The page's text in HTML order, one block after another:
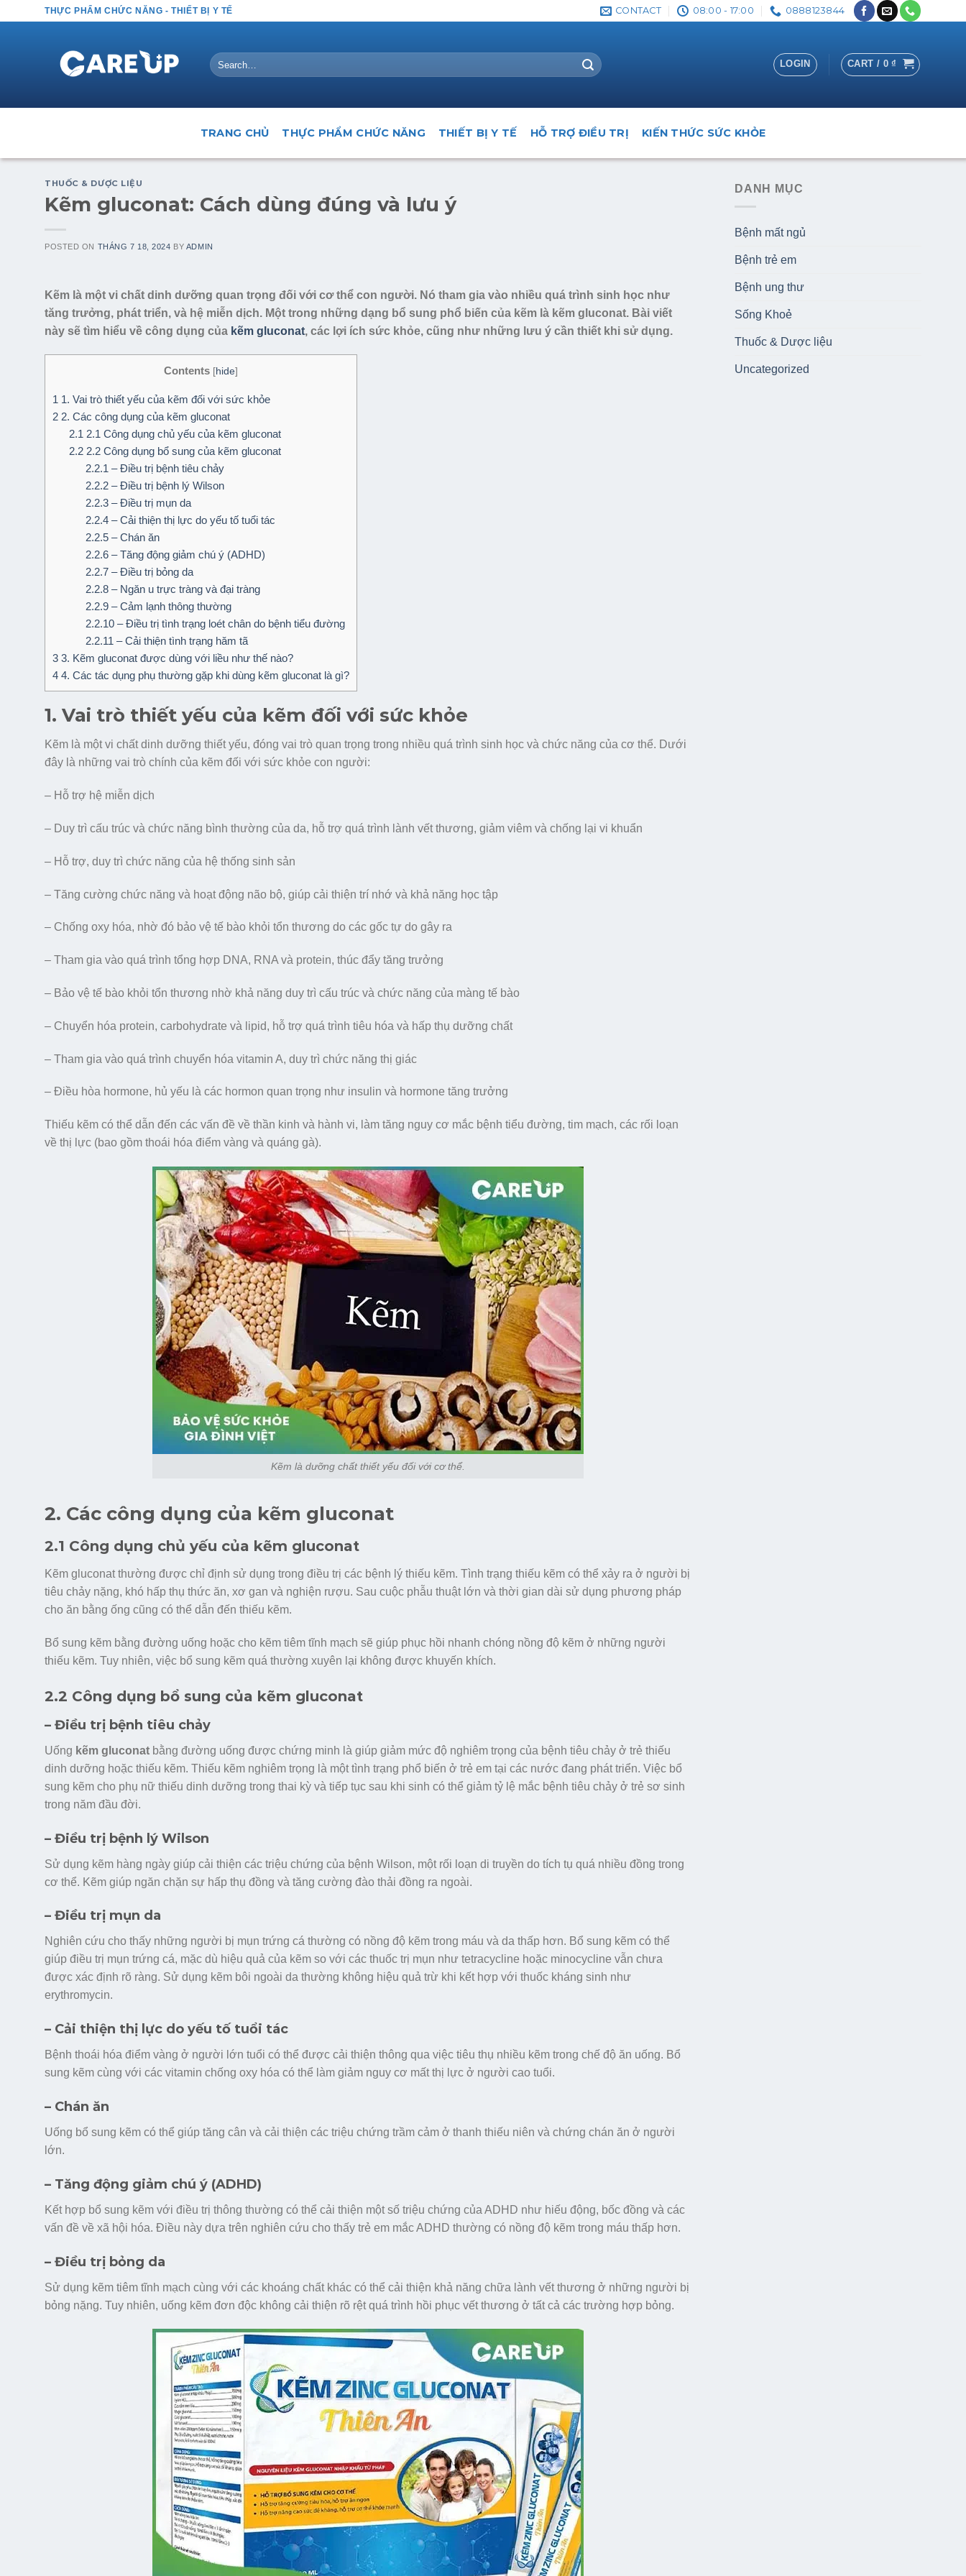
THỰC PHẨM CHỨC NĂNG - THIẾT BỊ Y TẾ CONTACT 08:00 - 17:00 0888123844
Search
for:
LOGIN CART / 0₫
TRANG CHỦ THỰC PHẨM CHỨC NĂNG THIẾT BỊ Y TẾ HỖ TRỢ ĐIỀU TRỊ KIẾN THỨC SỨC KHỎE
THUỐC & DƯỢC LIỆU
Kẽm gluconat: Cách dùng đúng và lưu ý
POSTED ON THÁNG 7 18, 2024 BY ADMIN
Kẽm là một vi chất dinh dưỡng quan trọng đối với cơ thể con người. Nó tham gia vào nhiều quá trình sinh học như
tăng trưởng, phát triển, và hệ miễn dịch. Một trong những dạng bổ sung phổ biến của kẽm là kẽm gluconat. Bài viết
này sẽ tìm hiểu về công dụng của kẽm gluconat, các lợi ích sức khỏe, cũng như những lưu ý cần thiết khi sử dụng.
Contents [hide]
1 1. Vai trò thiết yếu của kẽm đối với sức khỏe
2 2. Các công dụng của kẽm gluconat
2.1 2.1 Công dụng chủ yếu của kẽm gluconat
2.22.2 Công dụng bổ sung của kẽm gluconat
2.2.1 – Điều trị bệnh tiêu chảy
2.2.2– Điều trị bệnh lý Wilson
2.2.3– Điều trị mụn da
2.2.4– Cải thiện thị lực do yếu tố tuổi tác
2.2.5– Chán ăn
2.2.6– Tăng động giảm chú ý (ADHD)
2.2.7– Điều trị bỏng da
2.2.8– Ngăn u trực tràng và đại tràng
2.2.9– Cảm lạnh thông thường
2.2.10– Điều trị tình trạng loét chân do bệnh tiểu đường
2.2.11 – Cải thiện tình trạng hăm tã
3 3. Kẽm gluconat được dùng với liều như thế nào?
4 4. Các tác dụng phụ thường gặp khi dùng kẽm gluconat là gì?
1. Vai trò thiết yếu của kẽm đối với sức khỏe
Kẽm là một vi chất dinh dưỡng thiết yếu, đóng vai trò quan trọng trong nhiều quá trình sinh học và chức năng của cơ thể. Dưới
đây là những vai trò chính của kẽm đối với sức khỏe con người:
– Hỗ trợ hệ miễn dịch
– Duy trì cấu trúc và chức năng bình thường của da, hỗ trợ quá trình lành vết thương, giảm viêm và chống lại vi khuẩn
– Hỗ trợ, duy trì chức năng của hệ thống sinh sản
– Tăng cường chức năng và hoạt động não bộ, giúp cải thiện trí nhớ và khả năng học tập
– Chống oxy hóa, nhờ đó bảo vệ tế bào khỏi tổn thương do các gốc tự do gây ra
– Tham gia vào quá trình tổng hợp DNA, RNA và protein, thúc đẩy tăng trưởng
– Bảo vệ tế bào khỏi tổn thương nhờ khả năng duy trì cấu trúc và chức năng của màng tế bào
– Chuyển hóa protein, carbohydrate và lipid, hỗ trợ quá trình tiêu hóa và hấp thụ dưỡng chất
– Tham gia vào quá trình chuyển hóa vitamin A, duy trì chức năng thị giác
– Điều hòa hormone, hủ yếu là các hormon quan trọng như insulin và hormone tăng trưởng
Thiếu kẽm có thể dẫn đến các vấn đề về thần kinh và hành vi, làm tăng nguy cơ mắc bệnh tiểu đường, tim mạch, các rối loạn
về thị lực (bao gồm thoái hóa điểm vàng và quáng gà).
Kẽm là dưỡng chất thiết yếu đối với cơ thể.
2. Các công dụng của kẽm gluconat
2.1 Công dụng chủ yếu của kẽm gluconat
Kẽm gluconat thường được chỉ định sử dụng trong điều trị các bệnh lý thiếu kẽm. Tình trạng thiếu kẽm có thể xảy ra ở người bị
tiêu chảy nặng, khó hấp thụ thức ăn, xơ gan và nghiện rượu. Sau cuộc phẫu thuật lớn và thời gian dài sử dụng phương pháp
cho ăn bằng ống cũng có thể dẫn đến thiếu kẽm.
Bổ sung kẽm bằng đường uống hoặc cho kẽm tiêm tĩnh mạch sẽ giúp phục hồi nhanh chóng nồng độ kẽm ở những người
thiếu kẽm. Tuy nhiên, việc bổ sung kẽm quá thường xuyên lại không được khuyến khích.
2.2 Công dụng bổ sung của kẽm gluconat
– Điều trị bệnh tiêu chảy
Uống kẽm gluconat bằng đường uống được chứng minh là giúp giảm mức độ nghiêm trọng của bệnh tiêu chảy ở trẻ thiếu
dinh dưỡng hoặc thiếu kẽm. Thiếu kẽm nghiêm trọng là một tình trạng phổ biến ở trẻ em tại các nước đang phát triển. Việc bổ
sung kẽm cho phụ nữ thiếu dinh dưỡng trong thai kỳ và tiếp tục sau khi sinh có thể giảm tỷ lệ mắc bệnh tiêu chảy ở trẻ sơ sinh
trong năm đầu đời.
– Điều trị bệnh lý Wilson
Sử dụng kẽm hàng ngày giúp cải thiện các triệu chứng của bệnh Wilson, một rối loạn di truyền do tích tụ quá nhiều đồng trong
cơ thể. Kẽm giúp ngăn chặn sự hấp thụ đồng và tăng cường đào thải đồng ra ngoài.
– Điều trị mụn da
Nghiên cứu cho thấy những người bị mụn trứng cá thường có nồng độ kẽm trong máu và da thấp hơn. Bổ sung kẽm có thể
giúp điều trị mụn trứng cá, mặc dù hiệu quả của kẽm so với các thuốc trị mụn như tetracycline hoặc minocycline vẫn chưa
được xác định rõ ràng. Sử dụng kẽm bôi ngoài da thường không hiệu quả trừ khi kết hợp với thuốc kháng sinh như
erythromycin.
– Cải thiện thị lực do yếu tố tuổi tác
Bệnh thoái hóa điểm vàng ở người lớn tuổi có thể được cải thiện thông qua việc tiêu thụ nhiều kẽm trong chế độ ăn uống. Bổ
sung kẽm cùng với các vitamin chống oxy hóa có thể làm giảm nguy cơ mất thị lực ở người cao tuổi.
– Chán ăn
Uống bổ sung kẽm có thể giúp tăng cân và cải thiện các triệu chứng trầm cảm ở thanh thiếu niên và chứng chán ăn ở người
lớn.
– Tăng động giảm chú ý (ADHD)
Kết hợp bổ sung kẽm với điều trị thông thường có thể cải thiện một số triệu chứng của ADHD như hiếu động, bốc đồng và các
vấn đề về xã hội hóa. Điều này dựa trên nghiên cứu cho thấy trẻ em mắc ADHD thường có nồng độ kẽm trong máu thấp hơn.
– Điều trị bỏng da
Sử dụng kẽm tiêm tĩnh mạch cùng với các khoáng chất khác có thể cải thiện khả năng chữa lành vết thương ở những người bị
bỏng nặng. Tuy nhiên, uống kẽm đơn độc không cải thiện rõ rệt quá trình hồi phục vết thương ở tất cả các trường hợp bỏng.
DANH MỤC
Bệnh mất ngủ
Bệnh trẻ em
Bệnh ung thư
Sống Khoẻ
Thuốc & Dược liệu
Uncategorized